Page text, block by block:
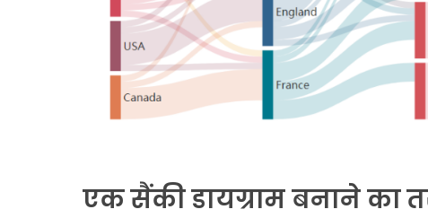
एक सैंकी डायग्राम बनाने का